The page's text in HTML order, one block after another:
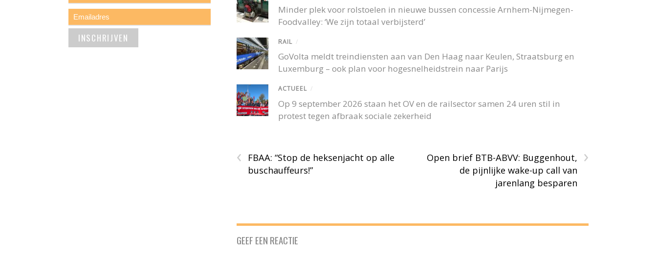
Minder plek voor rolstoelen in nieuwe bussen concessie Arnhem-Nijmegen-
Foodvalley: ‘We zijn totaal verbijsterd’
RAIL /
GoVolta meldt treindiensten aan van Den Haag naar Keulen, Straatsburg en
Luxemburg – ook plan voor hogesnelheidstrein naar Parijs
ACTUEEL /
Op 9 september 2026 staan het OV en de railsector samen 24 uren stil in
protest tegen afbraak sociale zekerheid
‹
FBAA: “Stop de heksenjacht op alle
buschauffeurs!”
›
Open brief BTB-ABVV: Buggenhout,
de pijnlijke wake-up call van
jarenlang besparen
GEEF EEN REACTIE